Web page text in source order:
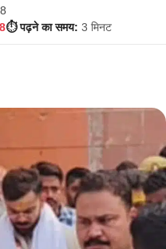
⏱️ पढ़ने का समय: 3 मिनट